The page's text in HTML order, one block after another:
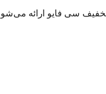
سی فایو ارائه